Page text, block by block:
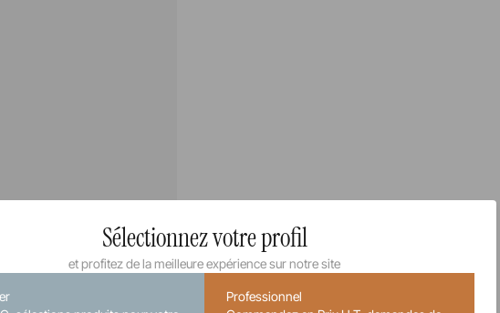
Sélectionnez votre profil
et profitez de la meilleure expérience sur notre site
Professionnel